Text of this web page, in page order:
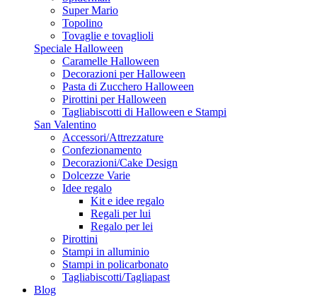
Super Mario
Topolino
Tovaglie e tovaglioli
Speciale Halloween
Caramelle Halloween
Decorazioni per Halloween
Pasta di Zucchero Halloween
Pirottini per Halloween
Tagliabiscotti di Halloween e Stampi
San Valentino
Accessori/Attrezzature
Confezionamento
Decorazioni/Cake Design
Dolcezze Varie
Idee regalo
Kit e idee regalo
Regali per lui
Regalo per lei
Pirottini
Stampi in alluminio
Stampi in policarbonato
Tagliabiscotti/Tagliapast
Blog